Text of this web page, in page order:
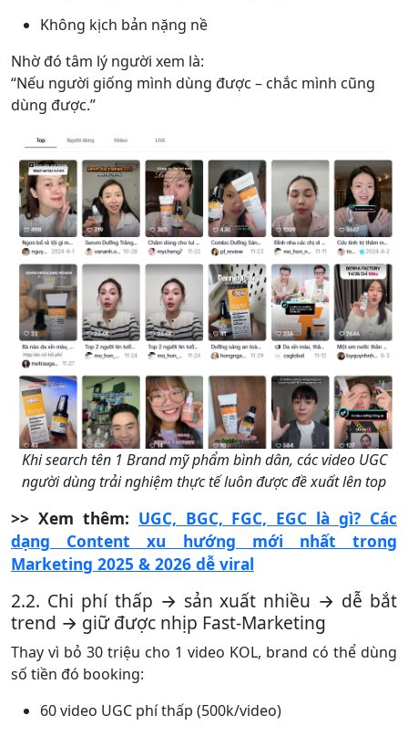
Không kịch bản nặng nề
Nhờ đó tâm lý người xem là:
“Nếu người giống mình dùng được – chắc mình cũng
dùng được.”
Khi search tên 1 Brand mỹ phẩm bình dân, các video UGC
người dùng trải nghiệm thực tế luôn được đề xuất lên top
>> Xem thêm: UGC, BGC, FGC, EGC là gì? Các
dạng Content xu hướng mới nhất trong
Marketing 2025 & 2026 dễ viral
2.2. Chi phí thấp → sản xuất nhiều → dễ bắt
trend → giữ được nhịp Fast-Marketing
Thay vì bỏ 30 triệu cho 1 video KOL, brand có thể dùng
số tiền đó booking:
60 video UGC phí thấp (500k/video)